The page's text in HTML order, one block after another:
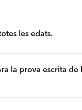
les edats.
la prova escrita de